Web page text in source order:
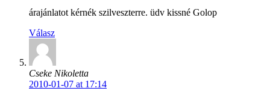
árajánlatot kérnék szilveszterre. üdv kissné Golop
Válasz
Cseke Nikoletta
2010-01-07 at 17:14